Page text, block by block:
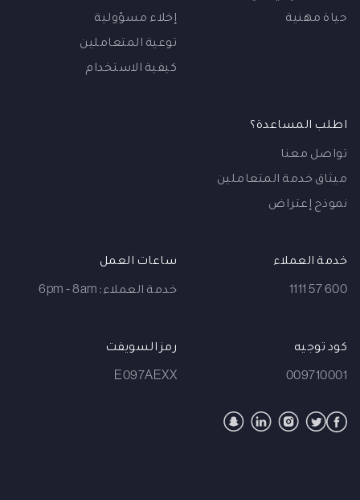
حياة مهنية
إخلاء مسؤولية
توعية المتعاملين
كيفية الاستخدام
اطلب المساعدة؟
تواصل معنا
ميثاق خدمة المتعاملين
نموذج إعتراض
خدمة العملاء
600 57 1111
ساعات العمل
خدمة العملاء: 6pm - 8am
كود توجيه
009710001
رمز السويفت
E097AEXX